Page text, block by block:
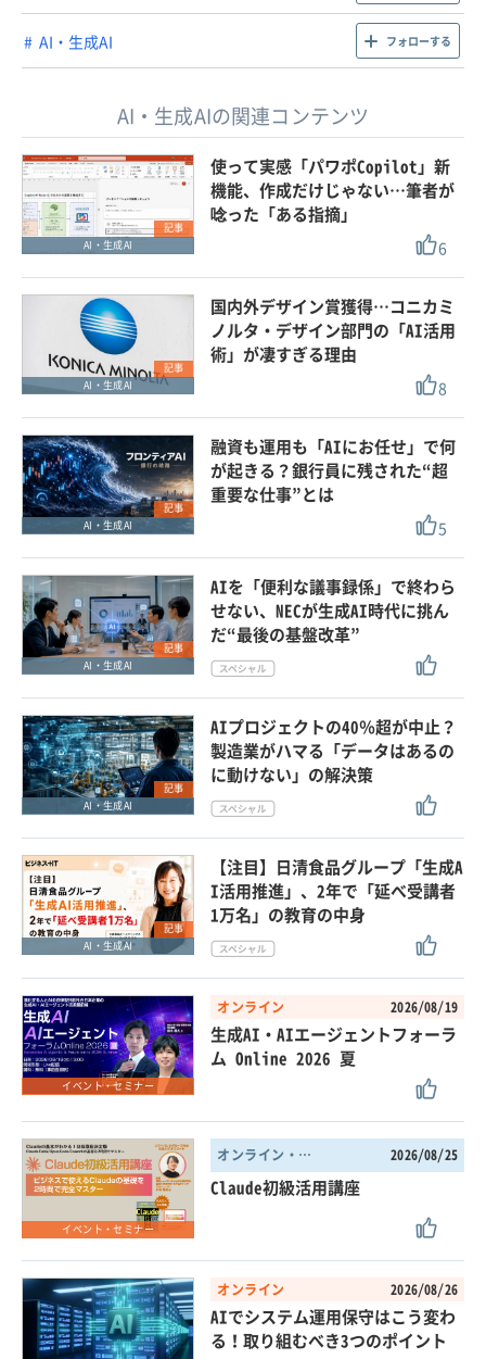
AI・生成AI フォローする
AI・生成AIの関連コンテンツ
記事
AI・生成AI
使って実感「パワポCopilot」新
機能、作成だけじゃない…筆者が
唸った「ある指摘」
6
記事
AI・生成AI
国内外デザイン賞獲得…コニカミ
ノルタ・デザイン部門の「AI活用
術」が凄すぎる理由
8
記事
AI・生成AI
融資も運用も「AIにお任せ」で何
が起きる？銀行員に残された“超
重要な仕事”とは
5
記事
AI・生成AI
AIを「便利な議事録係」で終わら
せない、NECが生成AI時代に挑ん
だ“最後の基盤改革”
記事
AI・生成AI
AIプロジェクトの40％超が中止？
製造業がハマる「データはあるの
に動けない」の解決策
記事
AI・生成AI
【注目】日清食品グループ「生成A
I活用推進」、2年で「延べ受講者
1万名」の教育の中身
イベント・セミナー
オンライン 2026/08/19
生成AI・AIエージェントフォーラ
ム Online 2026 夏
イベント・セミナー
オンライン・東京都 2026/08/25
Claude初級活用講座
オンライン 2026/08/26
AIでシステム運用保守はこう変わ
る！取り組むべき3つのポイント